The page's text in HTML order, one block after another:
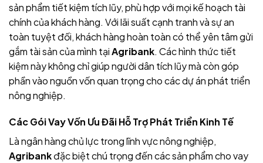
sản phẩm tiết kiệm tích lũy, phù hợp với mọi kế hoạch tài
chính của khách hàng. Với lãi suất cạnh tranh và sự an
toàn tuyệt đối, khách hàng hoàn toàn có thể yên tâm gửi
gắm tài sản của mình tạiAgribank. Các hình thức tiết
kiệm này không chỉ giúp người dân tích lũy mà còn góp
phần vào nguồn vốn quan trọng cho các dự án phát triển
nông nghiệp.
Các Gói Vay Vốn Ưu Đãi Hỗ Trợ Phát Triển Kinh Tế
Là ngân hàng chủ lực trong lĩnh vực nông nghiệp,
Agribankđặc biệt chú trọng đến các sản phẩm cho vay